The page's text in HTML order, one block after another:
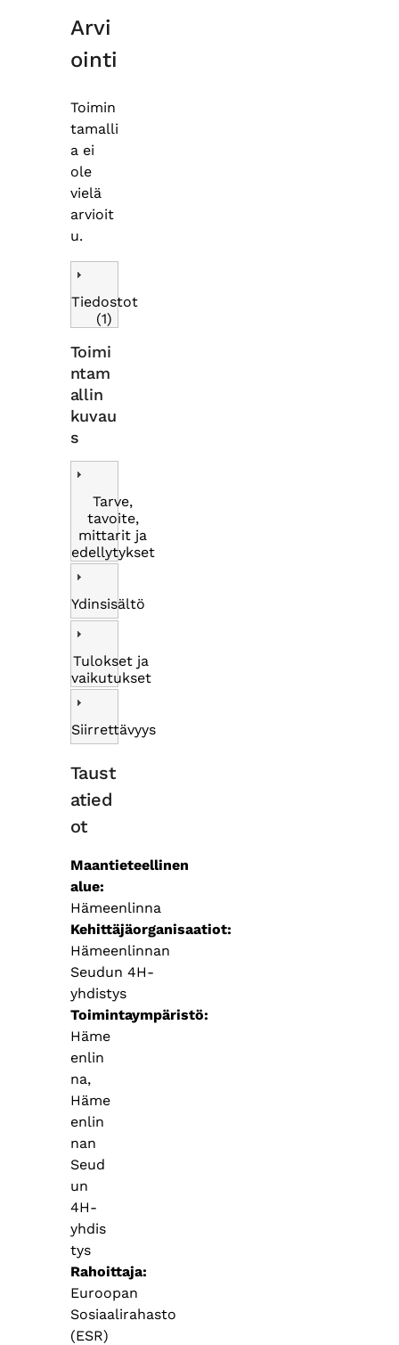
Arvi
ointi
Toimin
tamalli
a ei
ole
vielä
arvioit
u.
Tiedostot
(1)
Toimi
ntam
allin
kuvau
s
Tarve,
tavoite,
mittarit ja
edellytykset
Ydinsisältö
Tulokset ja
vaikutukset
Siirrettävyys
Taust
atied
ot
Maantieteellinen
alue
Hämeenlinna
Kehittäjäorganisaatiot
Hämeenlinnan
Seudun 4H-
yhdistys
Toimintaympäristö
Häme
enlin
na,
Häme
enlin
nan
Seud
un
4H-
yhdis
tys
Rahoittaja
Euroopan
Sosiaalirahasto
(ESR)